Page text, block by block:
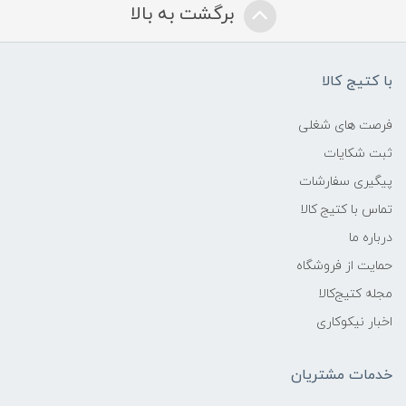
برگشت به بالا
با کتیج کالا
فرصت های شغلی
ثبت شکایات
پیگیری سفارشات
تماس با کتیج کالا
درباره ما
حمایت از فروشگاه
مجله کتیج‌کالا
اخبار نیکوکاری
خدمات مشتریان